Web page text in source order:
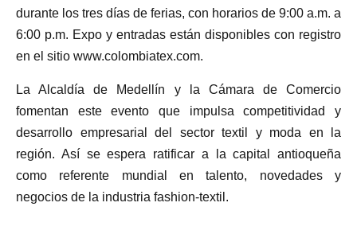
durante los tres días de ferias, con horarios de 9:00 a.m. a
6:00 p.m. Expo y entradas están disponibles con registro
en el sitio www.colombiatex.com.
La Alcaldía de Medellín y la Cámara de Comercio
fomentan este evento que impulsa competitividad y
desarrollo empresarial del sector textil y moda en la
región. Así se espera ratificar a la capital antioqueña
como referente mundial en talento, novedades y
negocios de la industria fashion-textil.